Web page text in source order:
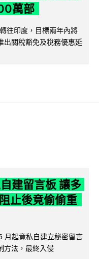
萬部
往印度，目標兩年內將
出關稅豁免及稅務優惠延
建留言板 讓多
止後竟偷偷重
月起竟私自建立秘密留言
方法，最終入侵